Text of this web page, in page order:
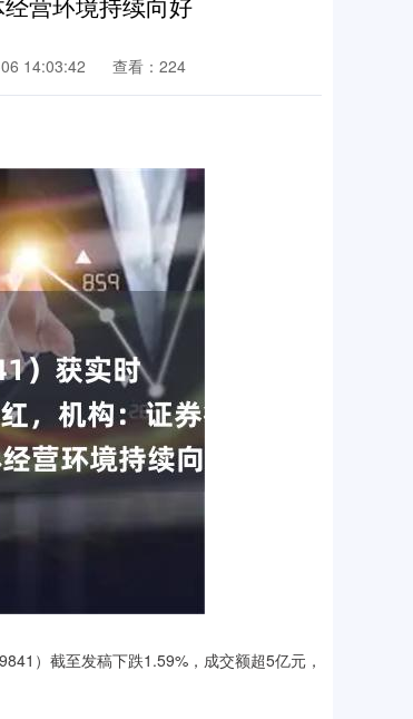
14:03:42 查看：224
）截至发稿下跌1.59%，成交额超5亿元，